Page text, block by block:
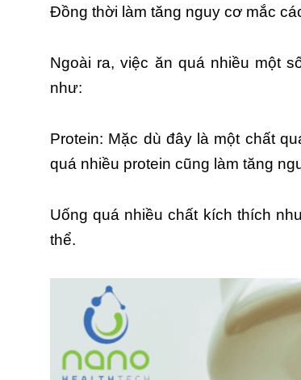
Đồng thời làm tăng nguy cơ mắc
Ngoài ra, việc ăn quá nhiều một
như:
Protein: Mặc dù đây là một chất
quá nhiều protein cũng làm tăng
Uống quá nhiều chất kích thích
thể.